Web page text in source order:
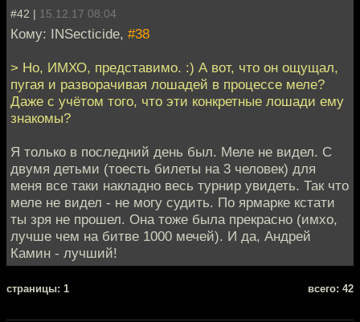
#42 | 15.12.17 08:04
Кому: INSecticide, #38
> Но, ИМХО, представимо. :) А вот, что он ощущал,
пугая и разворачивая лошадей в процессе меле?
Даже с учётом того, что эти конкретные лошади ему
знакомы?
Я только в последний день был. Меле не видел. С
двумя детьми (тоесть билеты на 3 человек) для
меня все таки накладно весь турнир увидеть. Так что
меле не видел - не могу судить. По ярмарке кстати
ты зря не прошел. Она тоже была прекрасно (имхо,
лучше чем на битве 1000 мечей). И да, Андрей
Камин - лучший!
cтраницы: 1 всего: 42